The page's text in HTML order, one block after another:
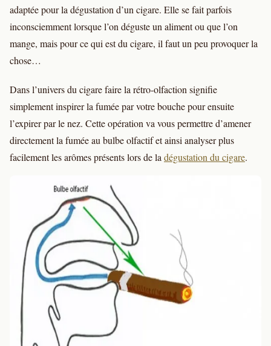
adaptée pour la dégustation d’un cigare. Elle se fait parfois
inconsciemment lorsque l’on déguste un aliment ou que l’on
mange, mais pour ce qui est du cigare, il faut un peu provoquer la
chose…
Dans l’univers du cigare faire la rétro-olfaction signifie
simplement inspirer la fumée par votre bouche pour ensuite
l’expirer par le nez. Cette opération va vous permettre d’amener
directement la fumée au bulbe olfactif et ainsi analyser plus
facilement les arômes présents lors de ladégustation du cigare.